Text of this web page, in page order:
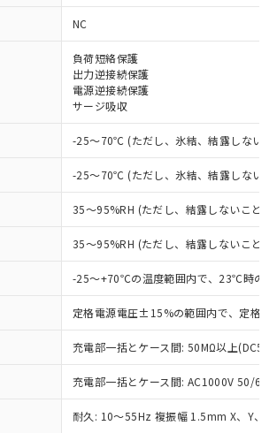
NC
負荷短絡保護
出力逆接続保護
電源逆接続保護
サージ吸収
-25～70℃ (ただし、氷結、結露しないこ
-25～70℃ (ただし、氷結、結露しないこ
35～95%RH (ただし、結露しないこと)
35～95%RH (ただし、結露しないこと)
-25～+70℃の温度範囲内で、23℃時の
定格電源電圧±15%の範囲内で、定格
充電部一括とケース間: 50MΩ以上
充電部一括とケース間: AC1000V 50/
耐久: 10～55Hz 複振幅 1.5mm X、Y、Z
条件
をお読みいただき、同意のうえ
サービスは、当社制御機器事業取扱
品の当社在庫状況および標準価格
抜)を提供させていただくもので
社制御機器事業取扱商品の中には、
サービスの対象外となる商品もある
とをご了承ください。
庫状況および標準価格照会結果は、
載している更新日時点での社内デー
況
み：EU RoHS指令（10物質）の
対応した製品が提供可能な商品で
EU RoHS指令（10物質）の非含
し：EU RoHS指令（10物質）の
非対応の商品で、対応品を出す予
せん。
認中：EU RoHS指令（10物質）の
応状況を調査中または確認中の
ライセンス料など無形物で、有
無と関係のない商品です。
事情により、非含有部品として
が、含有品と判明した場合などや
変更することがあります。
令（10物質）：
RoHS○×表
大均質材料含有率が中国RoHSの
下であることを示します。
大均質材料含有率が中国RoHSの
超えていることを示します。
未確認です。当社販売部門へお問
ください。
社は、これら貴社製品のうち、外国
替および外国貿易法に定める商品
以下｢規制貨物等」という）を輸出